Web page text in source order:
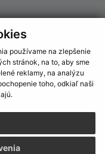
používame na zlepšenie
stránok, na to, aby sme
reklamy, na analýzu
toho, odkiaľ naši